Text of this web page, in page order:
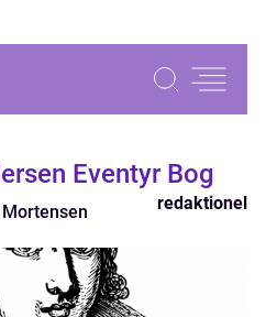
Eventyr Bog
redaktionel